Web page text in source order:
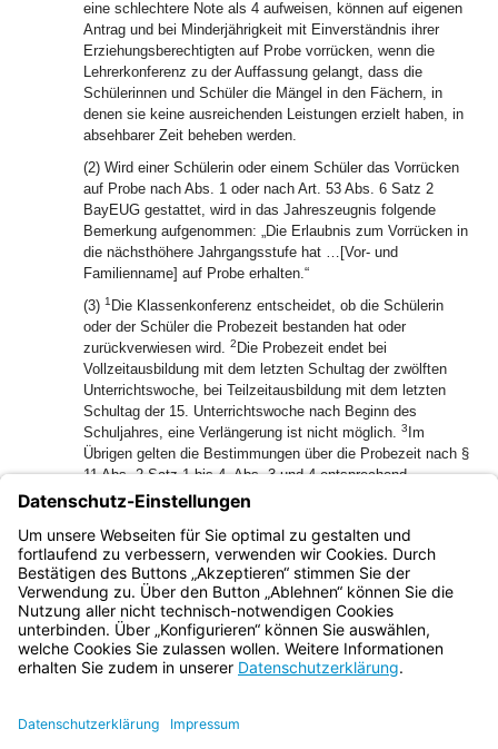
eine schlechtere Note als 4 aufweisen, können auf eigenen
Antrag und bei Minderjährigkeit mit Einverständnis ihrer
Erziehungsberechtigten auf Probe vorrücken, wenn die
Lehrerkonferenz zu der Auffassung gelangt, dass die
Schülerinnen und Schüler die Mängel in den Fächern, in
denen sie keine ausreichenden Leistungen erzielt haben, in
absehbarer Zeit beheben werden.
(2) Wird einer Schülerin oder einem Schüler das Vorrücken
auf Probe nach Abs. 1 oder nach Art. 53 Abs. 6 Satz 2
BayEUG gestattet, wird in das Jahreszeugnis folgende
Bemerkung aufgenommen: „Die Erlaubnis zum Vorrücken in
die nächsthöhere Jahrgangsstufe hat …[Vor- und
Familienname] auf Probe erhalten.“
(3) 1 Die Klassenkonferenz entscheidet, ob die Schülerin
oder der Schüler die Probezeit bestanden hat oder
zurückverwiesen wird. 2 Die Probezeit endet bei
Vollzeitausbildung mit dem letzten Schultag der zwölften
Unterrichtswoche, bei Teilzeitausbildung mit dem letzten
Schultag der 15. Unterrichtswoche nach Beginn des
Schuljahres, eine Verlängerung ist nicht möglich. 3 Im
Übrigen gelten die Bestimmungen über die Probezeit nach §
11 Abs. 2 Satz 1 bis 4, Abs. 3 und 4 entsprechend.
4Zurückverwiesene Schülerinnen und Schüler, denen das
Vorrücken auf Probe nach Art. 53 Abs. 6 Satz 2 BayEUG
gestattet wurde, gelten nicht als Wiederholungsschülerinnen
oder Wiederholungsschüler.
Bayern.de
BayernPortal
Impressum